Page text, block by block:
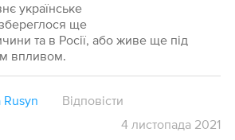
українське
ще
та в Росії, або живе ще під
впливом.
Rusyn
Відповісти
4 листопада 2021